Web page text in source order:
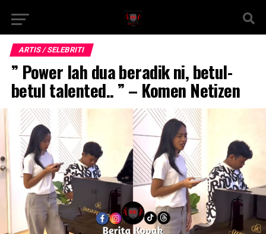
ARTIS / SELEBRITI
” Power lah dua beradik ni, betul-
betul talented.. ” – Komen Netizen